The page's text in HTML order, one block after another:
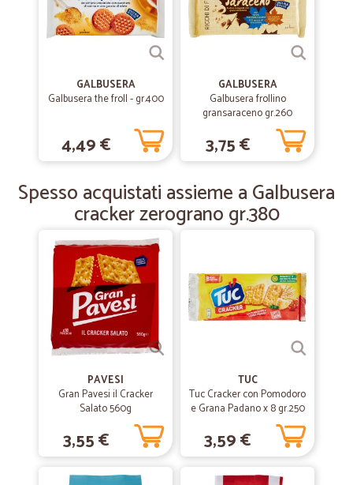
29/02/2020
—Desirè G.
Ottimo servizio e merce eccellente
29/10/2019
Maurizio G.
tutto ok
GALBUSERA
Galbusera the froll - gr.400
4,49 €
GALBUSERA
Galbusera frollino
gransaraceno gr.260
3,75 €
Spesso acquistati assieme a Galbusera
cracker zerograno gr.380
PAVESI
Gran Pavesi il Cracker
Salato 560g
3,55 €
TUC
Tuc Cracker con Pomodoro
e Grana Padano x 8 gr.250
3,59 €